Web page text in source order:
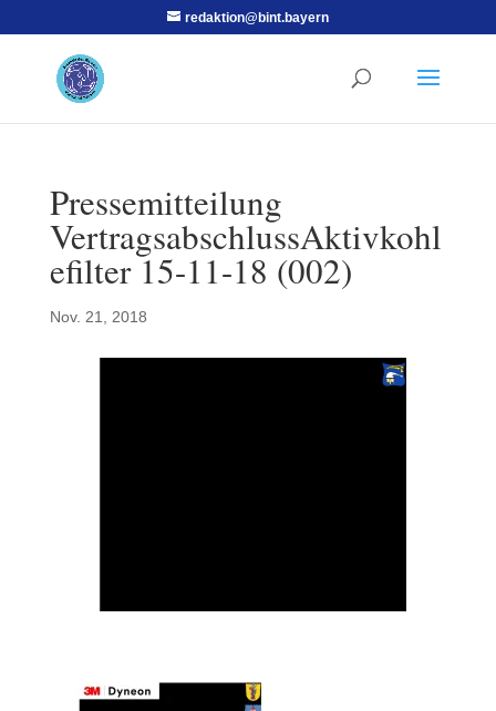
redaktion@bint.bayern
Pressemitteilung
VertragsabschlussAktivkohl
efilter 15-11-18 (002)
Nov. 21, 2018